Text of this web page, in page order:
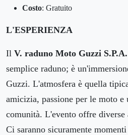
Costo: Gratuito
L'ESPERIENZA
Il V. raduno Moto Guzzi S.P.A.
semplice raduno; è
Guzzi. L'atmosfera è quella
amicizia, passione per le moto e
comunità. L'evento offre
Ci saranno sicuramente